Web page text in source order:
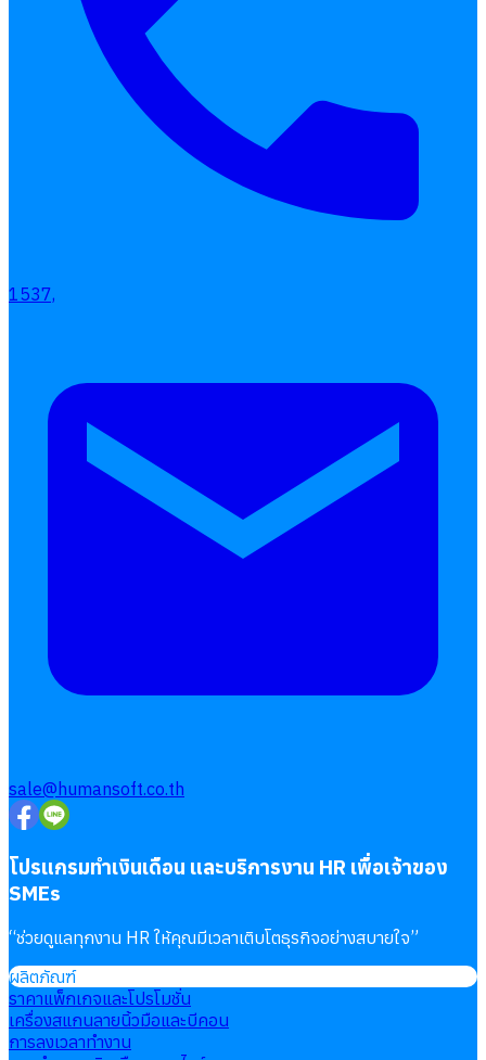
1537,
sale@humansoft.co.th
โปรแกรมทำเงินเดือน และบริการงาน HR เพื่อเจ้าของ
SMEs
“ช่วยดูแลทุกงาน HR ให้คุณมีเวลาเติบโตธุรกิจอย่างสบายใจ”
ผลิตภัณฑ์
ราคาแพ็กเกจและโปรโมชั่น
เครื่องสแกนลายนิ้วมือและบีคอน
การลงเวลาทำงาน